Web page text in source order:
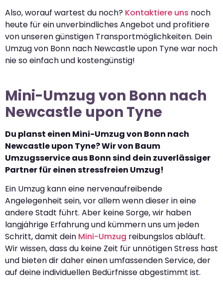
Also, worauf wartest du noch? Kontaktiere uns noch
heute für ein unverbindliches Angebot und profitiere
von unseren günstigen Transportmöglichkeiten. Dein
Umzug von Bonn nach Newcastle upon Tyne war noch
nie so einfach und kostengünstig!
Mini-Umzug von Bonn nach
Newcastle upon Tyne
Du planst einen Mini-Umzug von Bonn nach
Newcastle upon Tyne? Wir von Baum
Umzugsservice aus Bonn sind dein zuverlässiger
Partner für einen stressfreien Umzug!
Ein Umzug kann eine nervenaufreibende
Angelegenheit sein, vor allem wenn dieser in eine
andere Stadt führt. Aber keine Sorge, wir haben
langjährige Erfahrung und kümmern uns um jeden
Schritt, damit dein Mini-Umzug reibungslos abläuft.
Wir wissen, dass du keine Zeit für unnötigen Stress hast
und bieten dir daher einen umfassenden Service, der
auf deine individuellen Bedürfnisse abgestimmt ist.